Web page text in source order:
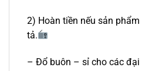
2) Hoàn tiền nếu sản
tả.
– Đổ buôn – sỉ cho các